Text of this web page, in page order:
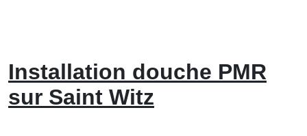
Installation douche PMR
sur Saint Witz